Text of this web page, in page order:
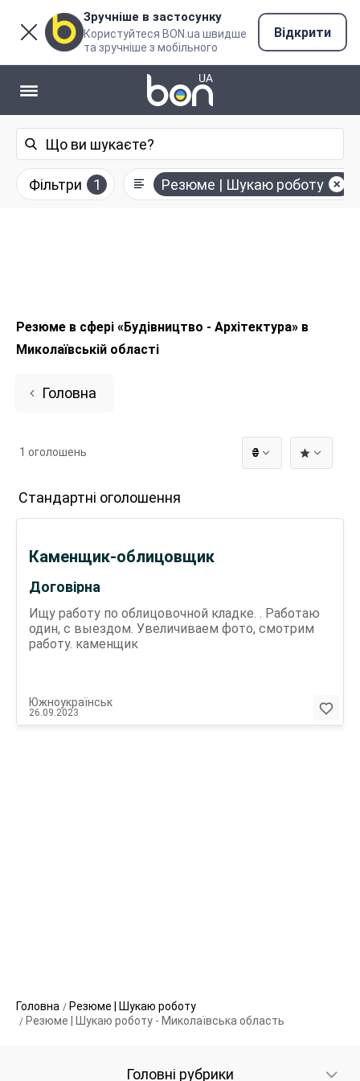
Зручніше в застосунку
Користуйтеся BON.ua швидше
та зручніше з мобільного
Відкрити
Фільтри 1 Резюме | Шукаю роботу
Резюме в сфері «Будівництво - Архітектура» в
Миколаївській області
Головна
₴
1 оголошень
Стандартні оголошення
Договірна
Каменщик-облицовщик
Ищу работу по облицовочной кладке. . Работаю
один, с выездом. Увеличиваем фото, смотрим
работу. каменщик
Южноукраїнськ
26.09.2023
Головна
Резюме | Шукаю роботу
Резюме | Шукаю роботу - Миколаївська область
Головні рубрики